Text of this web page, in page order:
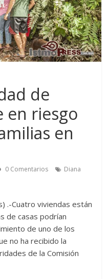
de
en riesgo
en
0 Comentarios
Diana
.-Cuatro viviendas están
de casas podrían
de uno de los
no ha recibido la
de la Comisión